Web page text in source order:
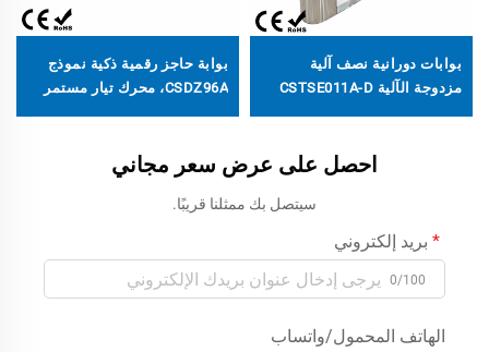
بوابات دورانية نصف آلية
مزدوجة الآلية CSTSE011A-D
بارز مع شريط إضاءة LED
بوابة حاجز رقمية ذكية نموذج
CSDZ96A، محرك تيار مستمر
احصل على عرض سعر مجاني
سيتصل بك ممثلنا قريبًا.
بريد إلكتروني
0/100
الهاتف المحمول/واتساب